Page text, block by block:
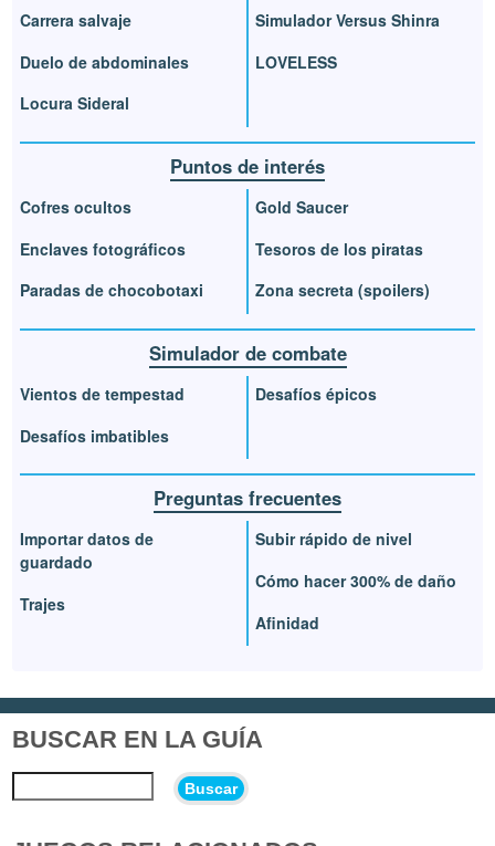
Carrera salvaje
Duelo de abdominales
Locura Sideral
Simulador Versus Shinra
LOVELESS
Puntos de interés
Cofres ocultos
Enclaves fotográficos
Paradas de chocobotaxi
Gold Saucer
Tesoros de los piratas
Zona secreta (spoilers)
Simulador de combate
Vientos de tempestad
Desafíos imbatibles
Desafíos épicos
Preguntas frecuentes
Importar datos de
guardado
Trajes
Subir rápido de nivel
Cómo hacer 300% de daño
Afinidad
BUSCAR EN LA GUÍA
Buscar